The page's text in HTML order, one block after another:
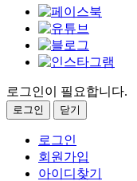
로그인이 필요합니다.
로그인 닫기
로그인
회원가입
아이디찾기